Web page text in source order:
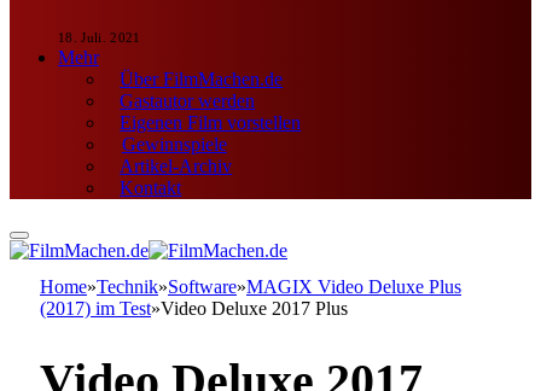
18. Juli. 2021
Mehr
Über FilmMachen.de
Gastautor werden
Eigenen Film vorstellen
Gewinnspiele
Artikel-Archiv
Kontakt
Home»Technik»Software»MAGIX Video Deluxe Plus
(2017) im Test»Video Deluxe 2017 Plus